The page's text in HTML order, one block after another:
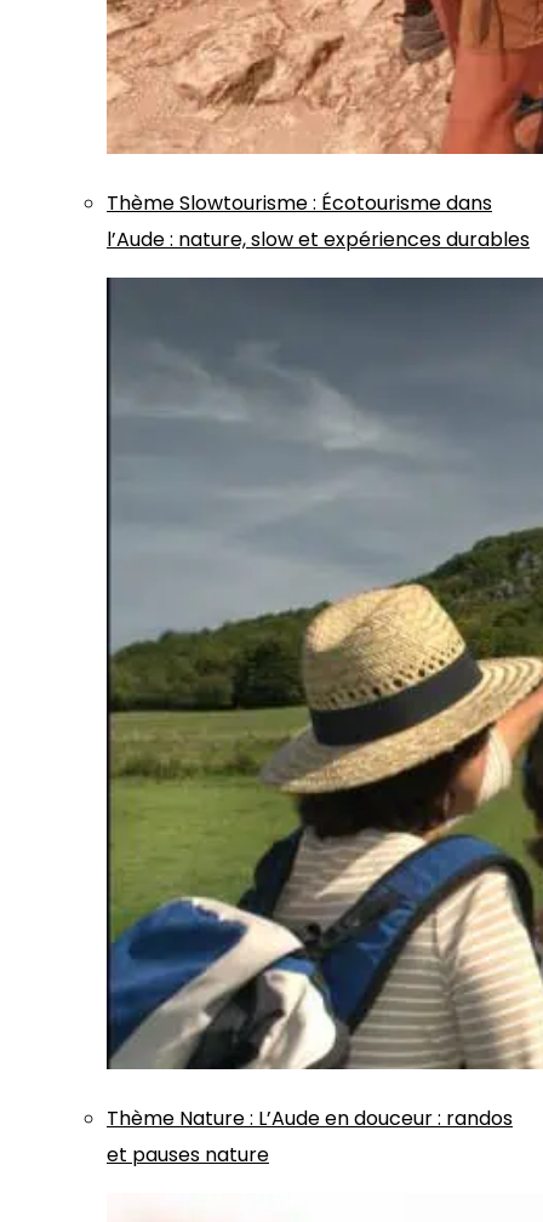
ThèmeSlowtourisme: Écotourisme dans
l’Aude : nature, slow et expériences durables
Thème Nature: L’Aude en douceur : randos
et pauses nature